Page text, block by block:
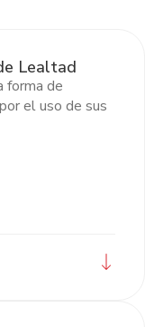
Lealtad
forma de
el uso de sus